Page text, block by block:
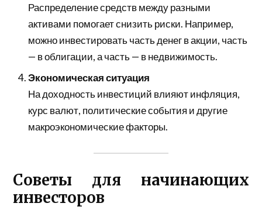
Распределение средств между разными
активами помогает снизить риски. Например,
можно инвестировать часть денег в акции, часть
— в облигации, а часть — в недвижимость.
Экономическая ситуация
На доходность инвестиций влияют инфляция,
курс валют, политические события и другие
макроэкономические факторы.
Советы для начинающих
инвесторов